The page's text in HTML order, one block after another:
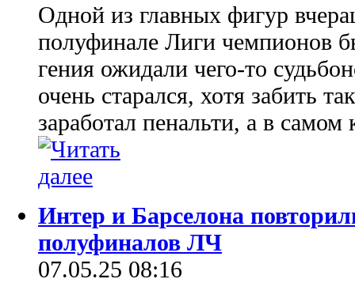
Одной из главных фигур
полуфинале Лиги чемпионов
гения ожидали чего-то
очень старался, хотя забить
заработал пенальти, а в самом
Интер и Барселона
полуфиналов ЛЧ
07.05.25 08:16